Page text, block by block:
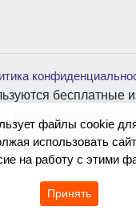
бесплатные
файлы cookie
использовать
на работу с этими
Принять